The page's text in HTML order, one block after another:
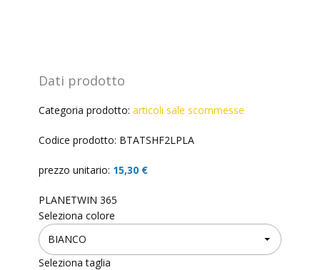
Dati prodotto
Categoria prodotto: articoli sale scommesse
Codice prodotto: BTATSHF2LPLA
prezzo unitario: 15,30 €
PLANETWIN 365
Seleziona colore
Seleziona taglia